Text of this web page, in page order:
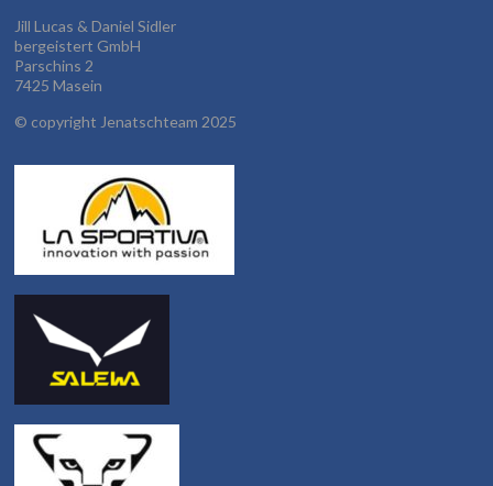
Jill Lucas & Daniel Sidler
bergeistert GmbH
Parschins 2
7425 Masein
© copyright Jenatschteam 2025